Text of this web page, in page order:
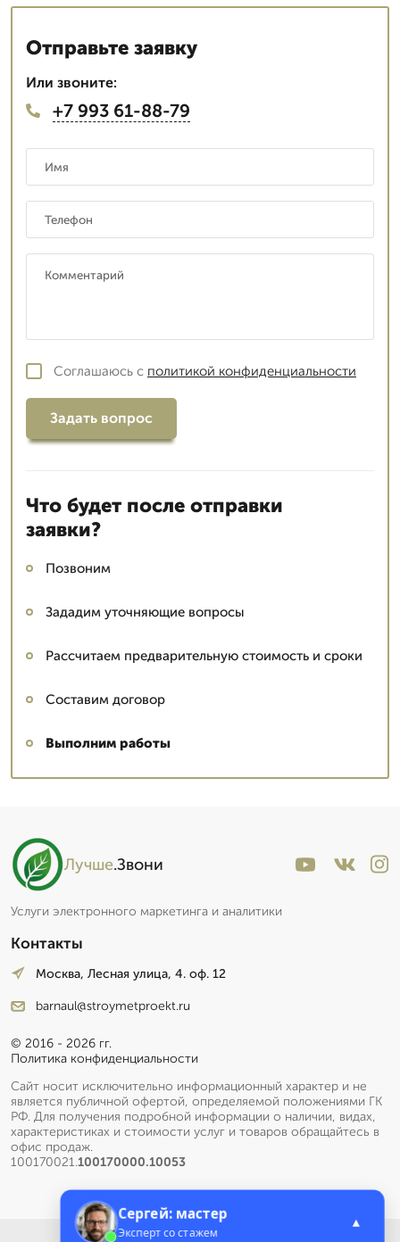
Отправьте заявку
Или звоните:
+7 993 61-88-79
Соглашаюсь с политикой конфиденциальности
Задать вопрос
Что будет после отправки
заявки?
Позвоним
Зададим уточняющие вопросы
Рассчитаем предварительную стоимость и сроки
Составим договор
Выполним работы
Лучше.Звони
Услуги электронного маркетинга и аналитики
Контакты
Москва, Лесная улица, 4. оф. 12
barnaul@stroymetproekt.ru
© 2016 - 2026 гг.
Политика конфиденциальности
Сайт носит исключительно информационный характер и не
является публичной офертой, определяемой положениями ГК
РФ. Для получения подробной информации о наличии, видах,
характеристиках и стоимости услуг и товаров обращайтесь в
офис продаж.
100170021.100170000.10053
Сергей: мастер
Эксперт со стажем
▲